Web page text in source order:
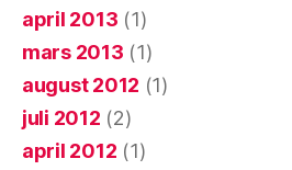
april 2013 (1)
mars 2013 (1)
august 2012 (1)
juli 2012 (2)
april 2012 (1)